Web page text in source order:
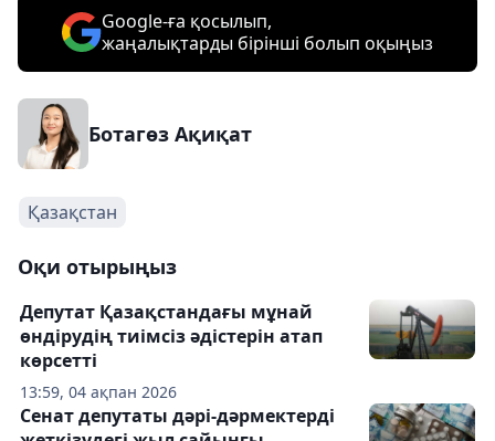
Google-ға қосылып,
жаңалықтарды бірінші болып оқыңыз
Ботагөз Ақиқат
Қазақстан
Оқи отырыңыз
13:59, 04 ақпан 2026
Депутат Қазақстандағы мұнай
өндірудің тиімсіз әдістерін атап
көрсетті
Сенат депутаты дәрі-дәрмектерді